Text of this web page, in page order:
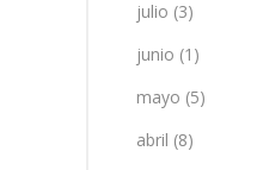
julio (3)
junio (1)
mayo (5)
abril (8)